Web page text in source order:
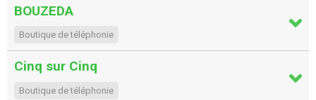
BOUZEDA
Boutique de téléphonie
Cinq sur Cinq
Boutique de téléphonie